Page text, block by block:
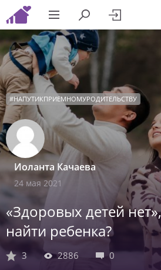
#НАПУТИКПРИЕМНОМУРОДИТЕЛЬСТВУ
Иоланта Качаева
24 мая 2021
«Здоровых детей
найти ребенка?
3 2886 0